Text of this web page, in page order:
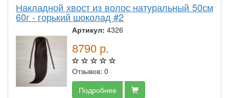
Накладной хвост из волос натуральный 50см
60г - горький шоколад #2
Артикул: 4326
8790 р.
Отзывов: 0
Подробнее